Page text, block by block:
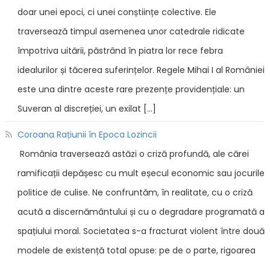
doar unei epoci, ci unei conștiințe colective. Ele
traversează timpul asemenea unor catedrale ridicate
împotriva uitării, păstrând în piatra lor rece febra
idealurilor și tăcerea suferințelor. Regele Mihai I al României
este una dintre aceste rare prezențe providențiale: un
Suveran al discreției, un exilat […]
Coroana Rațiunii în Epoca Lozincii
România traversează astăzi o criză profundă, ale cărei
ramificații depășesc cu mult eșecul economic sau jocurile
politice de culise. Ne confruntăm, în realitate, cu o criză
acută a discernământului și cu o degradare programată a
spațiului moral. Societatea s-a fracturat violent între două
modele de existență total opuse: pe de o parte, rigoarea